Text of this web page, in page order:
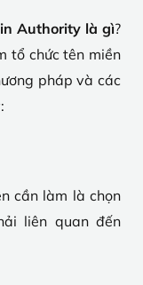
Authority là gì?
tổ chức tên miền
pháp và các
cần làm là chọn
liên quan đến